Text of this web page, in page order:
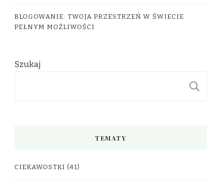
BLOGOWANIE: TWOJA PRZESTRZEŃ W ŚWIECIE
PEŁNYM MOŻLIWOŚCI
Szukaj
TEMATY
CIEKAWOSTKI (41)